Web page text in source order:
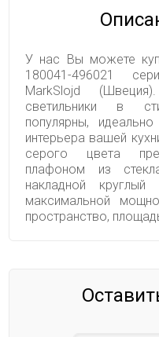
У нас Вы можете
180041-496021
MarkSlojd
светильники в
популярны,
интерьера вашей
серого цвета
плафоном из
накладной
максимальной
пространство,